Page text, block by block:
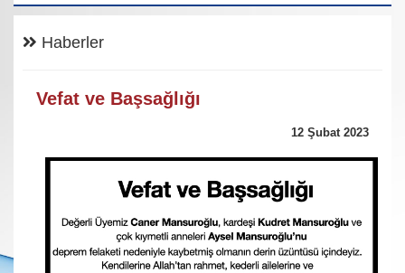
Haberler
Vefat ve Başsağlığı
12 Şubat 2023